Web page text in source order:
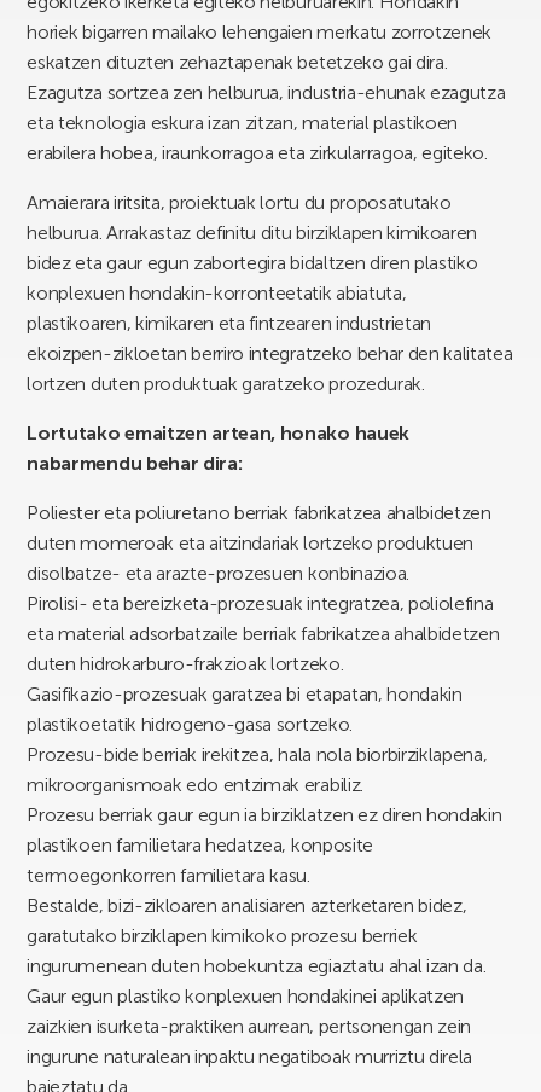
horiek bigarren mailako lehengaien merkatu zorrotzenek
eskatzen dituzten zehaztapenak betetzeko gai dira.
Ezagutza sortzea zen helburua, industria-ehunak ezagutza
eta teknologia eskura izan zitzan, material plastikoen
erabilera hobea, iraunkorragoa eta zirkularragoa, egiteko.
Amaierara iritsita, proiektuak lortu du proposatutako
helburua. Arrakastaz definitu ditu birziklapen kimikoaren
bidez eta gaur egun zabortegira bidaltzen diren plastiko
konplexuen hondakin-korronteetatik abiatuta,
plastikoaren, kimikaren eta fintzearen industrietan
ekoizpen-zikloetan berriro integratzeko behar den kalitatea
lortzen duten produktuak garatzeko prozedurak.
Lortutako emaitzen artean, honako hauek
nabarmendu behar dira:
Poliester eta poliuretano berriak fabrikatzea ahalbidetzen
duten momeroak eta aitzindariak lortzeko produktuen
disolbatze- eta arazte-prozesuen konbinazioa.
Pirolisi- eta bereizketa-prozesuak integratzea, poliolefina
eta material adsorbatzaile berriak fabrikatzea ahalbidetzen
duten hidrokarburo-frakzioak lortzeko.
Gasifikazio-prozesuak garatzea bi etapatan, hondakin
plastikoetatik hidrogeno-gasa sortzeko.
Prozesu-bide berriak irekitzea, hala nola biorbirziklapena,
mikroorganismoak edo entzimak erabiliz.
Prozesu berriak gaur egun ia birziklatzen ez diren hondakin
plastikoen familietara hedatzea, konposite
termoegonkorren familietara kasu.
Bestalde, bizi-zikloaren analisiaren azterketaren bidez,
garatutako birziklapen kimikoko prozesu berriek
ingurumenean duten hobekuntza egiaztatu ahal izan da.
Gaur egun plastiko konplexuen hondakinei aplikatzen
zaizkien isurketa-praktiken aurrean, pertsonengan zein
ingurune naturalean inpaktu negatiboak murriztu direla
baieztatu da.